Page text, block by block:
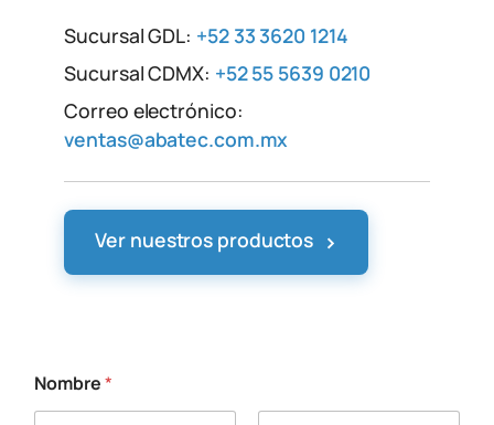
Sucursal GDL: +52 33 3620 1214
Sucursal CDMX: +52 55 5639 0210
Correo electrónico:
ventas@abatec.com.mx
Ver nuestros productos ›
Nombre*